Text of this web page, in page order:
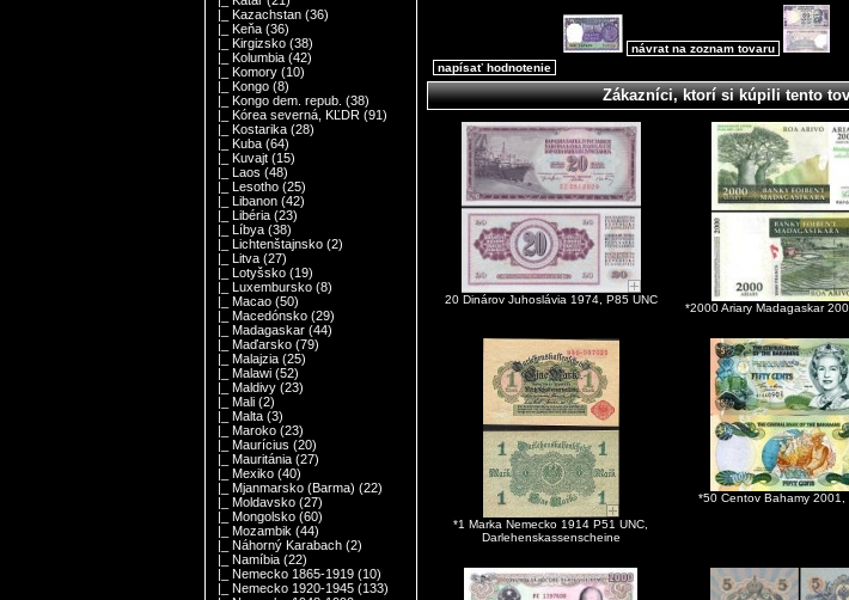
|_ Kazachstan (36)
|_ Keňa (36)
|_ Kirgizsko (38)
|_ Kolumbia (42)
|_ Komory (10)
|_ Kongo (8)
|_ Kongo dem. repub. (38)
|_ Kórea severná, KĽDR (91)
|_ Kostarika (28)
|_ Kuba (64)
|_ Kuvajt (15)
|_ Laos (48)
|_ Lesotho (25)
|_ Libanon (42)
|_ Libéria (23)
|_ Líbya (38)
|_ Lichtenštajnsko (2)
|_ Litva (27)
|_ Lotyšsko (19)
|_ Luxembursko (8)
|_ Macao (50)
|_ Macedónsko (29)
|_ Madagaskar (44)
|_ Maďarsko (79)
|_ Malajzia (25)
|_ Malawi (52)
|_ Maldivy (23)
|_ Mali (2)
|_ Malta (3)
|_ Maroko (23)
|_ Maurícius (20)
|_ Mauritánia (27)
|_ Mexiko (40)
|_ Mjanmarsko (Barma) (22)
|_ Moldavsko (27)
|_ Mongolsko (60)
|_ Mozambik (44)
|_ Náhorný Karabach (2)
|_ Namíbia (22)
|_ Nemecko 1865-1919 (10)
|_ Nemecko 1920-1945 (133)
návrat na zoznam tovaru
napísať hodnotenie
Zákazníci, ktorí si kúpili tento
20 Dinárov Juhoslávia 1974, P85 UNC
*2000 Ariary Madagaskar
*1 Marka Nemecko 1914 P51 UNC,
Darlehenskassenscheine
*50 Centov Bahamy 2001,